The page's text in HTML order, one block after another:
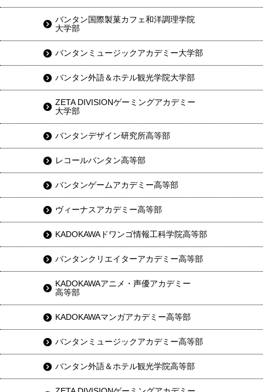
バンタン国際製菓カフェ和洋調理学院
大学部
バンタンミュージックアカデミー大学部
バンタン外語＆ホテル観光学院大学部
ZETA DIVISIONゲーミングアカデミー
大学部
バンタンデザイン研究所高等部
レコールバンタン高等部
バンタンゲームアカデミー高等部
ヴィーナスアカデミー高等部
KADOKAWAドワンゴ情報工科学院高等部
バンタンクリエイターアカデミー高等部
KADOKAWAアニメ・声優アカデミー
高等部
KADOKAWAマンガアカデミー高等部
バンタンミュージックアカデミー高等部
バンタン外語＆ホテル観光学院高等部